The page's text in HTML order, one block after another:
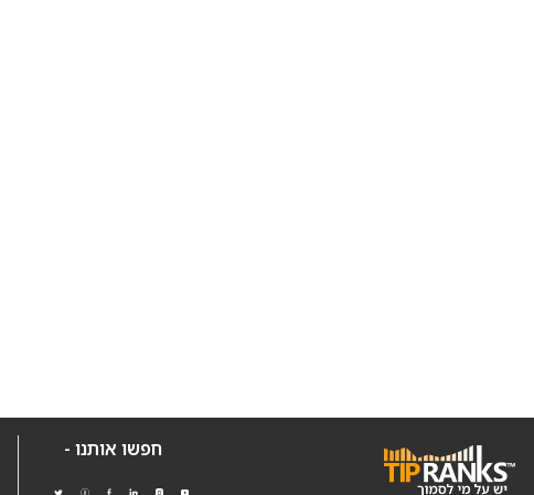
חפשו אותנו -